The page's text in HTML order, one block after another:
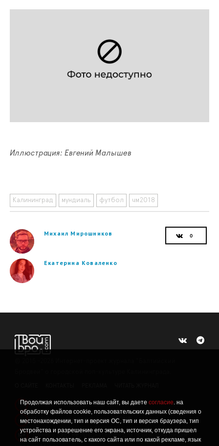
Продолжая использовать наш сайт, вы даете согласие. на
обработку файлов cookie, пользовательских данных (сведения о
местонахождении, тип и версия ОС, тип и версия браузера, тип
устройства и разрешение его экрана, источник, откуда пришел
на сайт пользователь, с какого сайта или по какой рекламе, язык
Иллюстрация: Евгений Малышев
Калининград мундиаль футбол чм2018
Михаил Мирошников
Екатерина Коваленко
! Политика конфиденциальности
! Информация о проведении СОУТ
Данный сайт не предназначен для просмотра лицам